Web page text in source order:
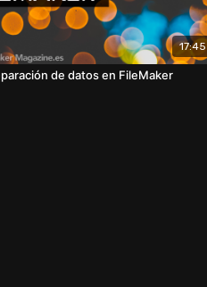
17:45
de datos en FileMaker